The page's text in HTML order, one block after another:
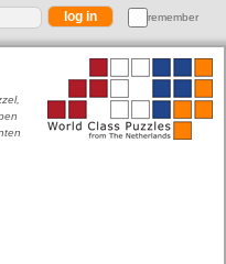
remember